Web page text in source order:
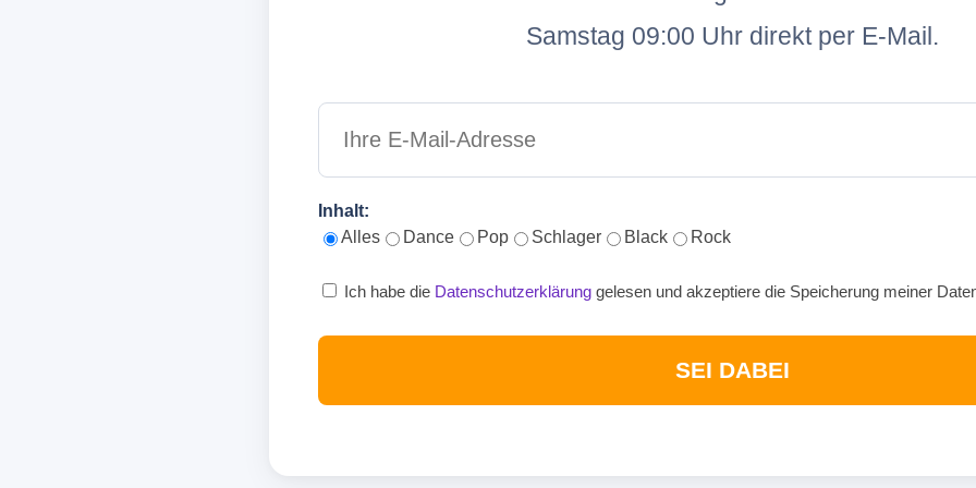
Samstag 09:00 Uhr direkt per E-Mail.
Inhalt:
Alles
Dance Pop Schlager Black Rock
Ich habe die Datenschutzerklärung gelesen und akzeptiere die Speicherung meiner
SEI DABEI